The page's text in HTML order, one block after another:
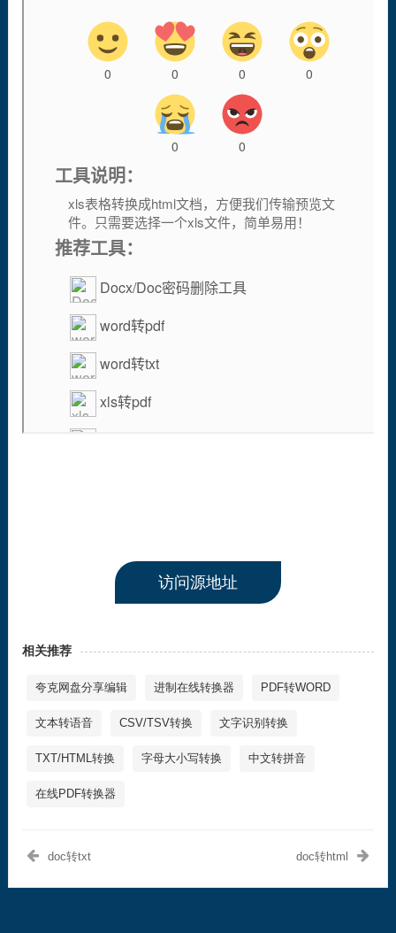
访问源地址
相关推荐
夸克网盘分享编辑 进制在线转换器 PDF转WORD
文本转语音 CSV/TSV转换 文字识别转换
TXT/HTML转换 字母大小写转换 中文转拼音
在线PDF转换器
doc转txt doc转html